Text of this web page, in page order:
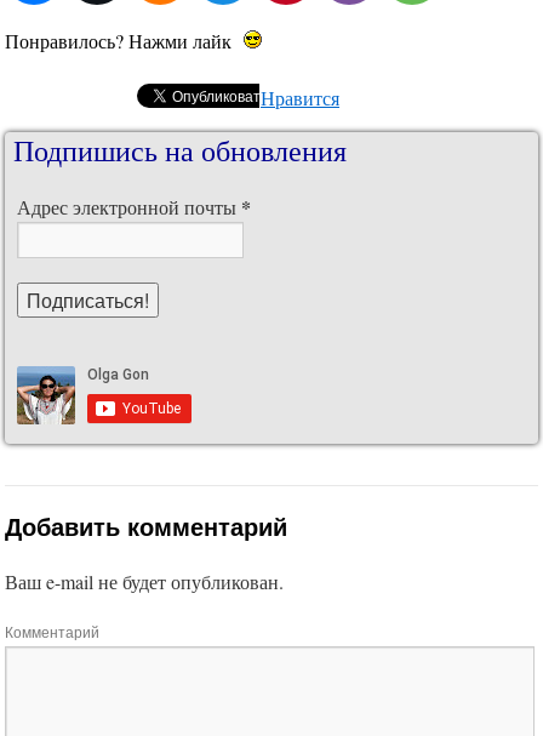
Понравилось? Нажми лайк
Нравится
Подпишись на обновления
Адрес электронной почты *
Добавить комментарий
Ваш e-mail не будет опубликован.
Комментарий